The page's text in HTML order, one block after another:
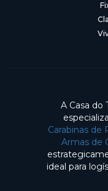
A Casa do
Carabinas de
Armas de
ideal para